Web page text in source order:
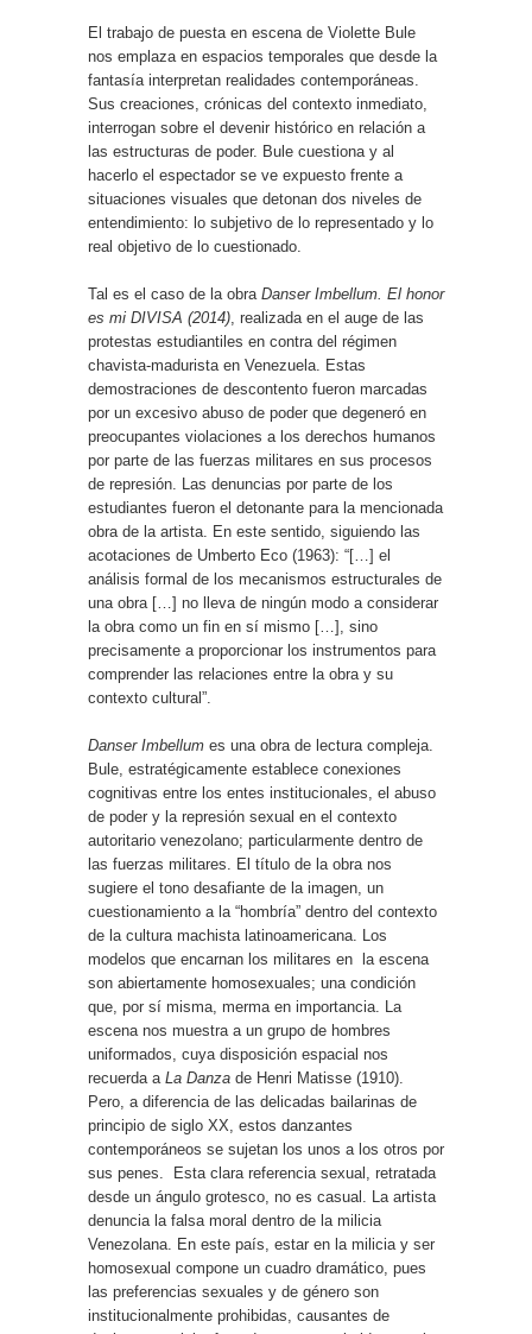
El trabajo de puesta en escena de Violette Bule
nos emplaza en espacios temporales que desde la
fantasía interpretan realidades contemporáneas.
Sus creaciones, crónicas del contexto inmediato,
interrogan sobre el devenir histórico en relación a
las estructuras de poder. Bule cuestiona y al
hacerlo el espectador se ve expuesto frente a
situaciones visuales que detonan dos niveles de
entendimiento: lo subjetivo de lo representado y lo
real objetivo de lo cuestionado.
Tal es el caso de la obra Danser Imbellum. El honor
es mi DIVISA (2014), realizada en el auge de las
protestas estudiantiles en contra del régimen
chavista-madurista en Venezuela. Estas
demostraciones de descontento fueron marcadas
por un excesivo abuso de poder que degeneró en
preocupantes violaciones a los derechos humanos
por parte de las fuerzas militares en sus procesos
de represión. Las denuncias por parte de los
estudiantes fueron el detonante para la mencionada
obra de la artista. En este sentido, siguiendo las
acotaciones de Umberto Eco (1963): “[…] el
análisis formal de los mecanismos estructurales de
una obra […] no lleva de ningún modo a considerar
la obra como un fin en sí mismo […], sino
precisamente a proporcionar los instrumentos para
comprender las relaciones entre la obra y su
contexto cultural”.
Danser Imbellum es una obra de lectura compleja.
Bule, estratégicamente establece conexiones
cognitivas entre los entes institucionales, el abuso
de poder y la represión sexual en el contexto
autoritario venezolano; particularmente dentro de
las fuerzas militares. El título de la obra nos
sugiere el tono desafiante de la imagen, un
cuestionamiento a la “hombría” dentro del contexto
de la cultura machista latinoamericana. Los
modelos que encarnan los militares en
la escena
son abiertamente homosexuales; una condición
que, por sí misma, merma en importancia. La
escena nos muestra a un grupo de hombres
uniformados, cuya disposición espacial nos
recuerda a La Danza de Henri Matisse (1910).
Pero, a diferencia de las delicadas bailarinas de
principio de siglo XX, estos danzantes
contemporáneos se sujetan los unos a los otros por
sus penes.
Esta clara referencia sexual, retratada
desde un ángulo grotesco, no es casual. La artista
denuncia la falsa moral dentro de la milicia
Venezolana. En este país, estar en la milicia y ser
homosexual compone un cuadro dramático, pues
las preferencias sexuales y de género son
institucionalmente prohibidas, causantes de